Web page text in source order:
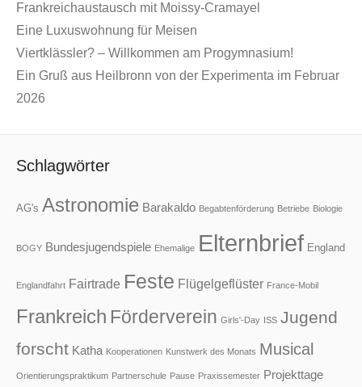
Frankreichaustausch mit Moissy-Cramayel
Eine Luxuswohnung für Meisen
Viertklässler? – Willkommen am Progymnasium!
Ein Gruß aus Heilbronn von der Experimenta im Februar
2026
Schlagwörter
AG's Astronomie Barakaldo Begabtenförderung Betriebe Biologie
BOGY Bundesjugendspiele Ehemalige Elternbrief England
Englandfahrt Fairtrade Feste Flügelgeflüster France-Mobil
Frankreich Förderverein Girls'-Day ISS Jugend
forscht Katha Kooperationen Kunstwerk des Monats Musical
Orientierungspraktikum Partnerschule Pause Praxissemester Projekttage